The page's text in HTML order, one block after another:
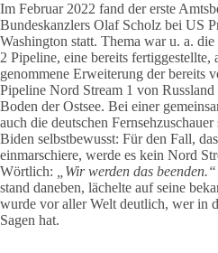
Im Februar 2022 fand der erste
Bundeskanzlers Olaf Scholz bei US
Washington statt. Thema war u. a.
2 Pipeline, eine bereits
genommene Erweiterung der bereits
Pipeline Nord Stream 1 von
Boden der Ostsee. Bei einer
auch die deutschen
Biden selbstbewusst: Für den Fall,
einmarschiere, werde es kein Nord
Wörtlich:
„Wir werden das beenden.“
stand daneben, lächelte auf seine
wurde vor aller Welt deutlich, wer in
Sagen hat.